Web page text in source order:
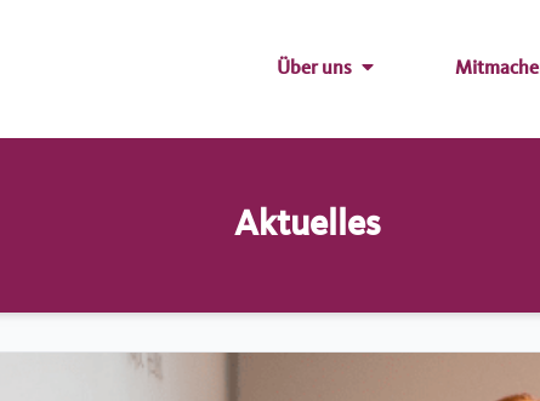
Über uns
Aktuelles